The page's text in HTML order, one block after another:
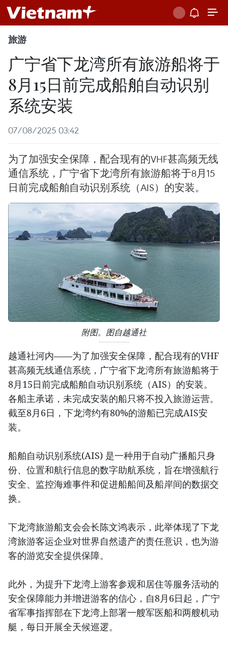
旅游
广宁省下龙湾所有旅游船将于
8月15日前完成船舶自动识别
系统安装
07/08/2025 03:42
为了加强安全保障，配合现有的VHF甚高频无线
通信系统，广宁省下龙湾所有旅游船将于8月15
日前完成船舶自动识别系统（AIS）的安装。
附图。图自越通社
越通社河内——为了加强安全保障，配合现有的VHF
甚高频无线通信系统，广宁省下龙湾所有旅游船将于
8月15日前完成船舶自动识别系统（AIS）的安装。
各船主承诺，未完成安装的船只将不投入旅游运营。
截至8月6日，下龙湾约有80%的游船已完成AIS安
装。
船舶自动识别系统(AIS) 是一种用于自动广播船只身
份、位置和航行信息的数字助航系统，旨在增强航行
安全、监控海难事件和促进船船间及船岸间的数据交
换。
下龙湾旅游船支会会长陈文鸿表示，此举体现了下龙
湾旅游客运企业对世界自然遗产的责任意识，也为游
客的游览安全提供保障。
此外，为提升下龙湾上游客参观和居住等服务活动的
安全保障能力并增进游客的信心，自8月6日起，广宁
省军事指挥部在下龙湾上部署一艘军医船和两艘机动
艇，每日开展全天候巡逻。